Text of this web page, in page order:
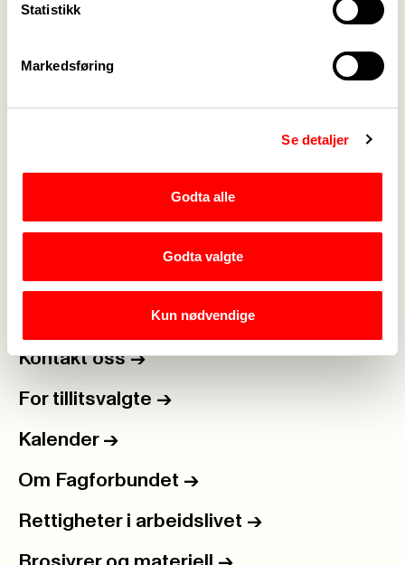
Statistikk
Markedsføring
Se detaljer
Godta alle
Godta valgte
Kun nødvendige
Rediger side
Medlemskap ->
->
Kontakt oss ->
For tillitsvalgte ->
Kalender ->
Om Fagforbundet ->
Rettigheter i arbeidslivet ->